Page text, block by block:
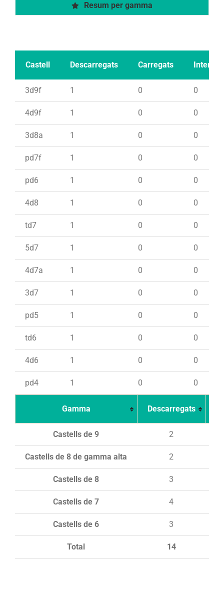
Resum per gamma
Castell Descarregats Carregats Intents
3d9f 1 0 0
4d9f 1 0 0
3d8a 1 0 0
pd7f 1 0 0
pd6 1 0 0
4d8 1 0 0
td7 1 0 0
5d7 1 0 0
4d7a 1 0 0
3d7 1 0 0
pd5 1 0 0
td6 1 0 0
4d6 1 0 0
pd4 1 0 0
Gamma Descarregats
Total 14
Castells de 9 2
Castells de 8 de gamma alta 2
Castells de 8 3
Castells de 7 4
Castells de 6 3